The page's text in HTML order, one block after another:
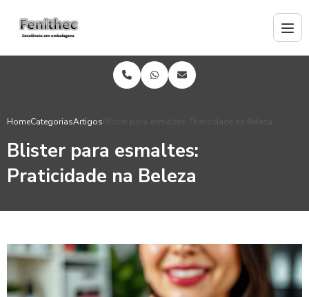
HomeCategoriasArtigos Blister para esmaltes: Praticidade na Beleza
Blister para esmaltes:
Praticidade na Beleza